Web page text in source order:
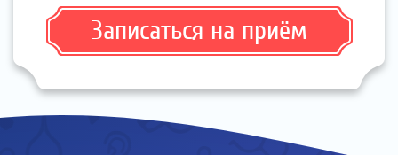
Записаться на приём